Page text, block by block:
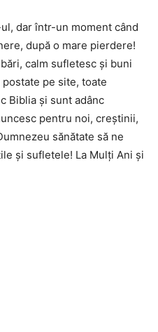
dar într-un moment când
după o mare pierdere!
calm sufletesc şi buni
pe site, toate
Biblia şi sunt adânc
pentru noi, creştinii,
sănătate să ne
şi sufletele! La Mulţi Ani şi